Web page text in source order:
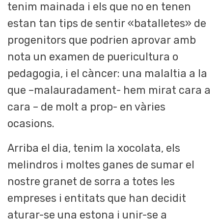
tenim mainada i els que no en tenen
estan tan tips de sentir «batalletes» de
progenitors que podrien aprovar amb
nota un examen de puericultura o
pedagogia, i el càncer: una malaltia a la
que –malauradament- hem mirat cara a
cara – de molt a prop- en vàries
ocasions.
Arriba el dia, tenim la xocolata, els
melindros i moltes ganes de sumar el
nostre granet de sorra a totes les
empreses i entitats que han decidit
aturar-se una estona i unir-se a